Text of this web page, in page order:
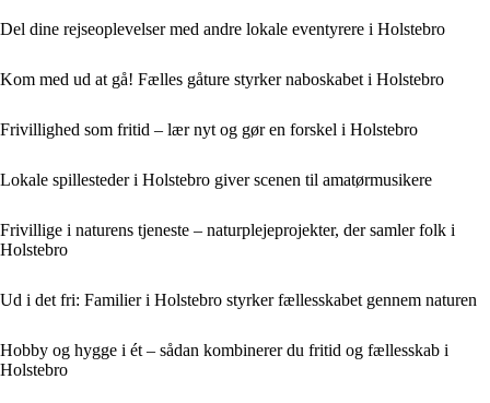
Del dine rejseoplevelser med andre lokale eventyrere i Holstebro
Kom med ud at gå! Fælles gåture styrker naboskabet i Holstebro
Frivillighed som fritid – lær nyt og gør en forskel i Holstebro
Lokale spillesteder i Holstebro giver scenen til amatørmusikere
Frivillige i naturens tjeneste – naturplejeprojekter, der samler folk i
Holstebro
Ud i det fri: Familier i Holstebro styrker fællesskabet gennem naturen
Hobby og hygge i ét – sådan kombinerer du fritid og fællesskab i
Holstebro